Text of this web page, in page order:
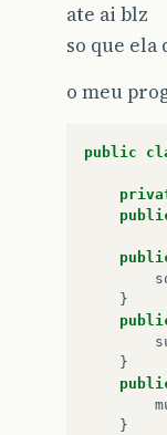
ate ai blz
so que
o meu
public
}
}
}